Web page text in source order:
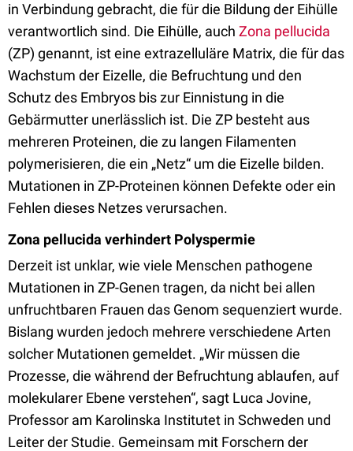
in Verbindung gebracht, die für die Bildung der Eihülle
verantwortlich sind. Die Eihülle, auch Zona pellucida
(ZP) genannt, ist eine extrazelluläre Matrix, die für das
Wachstum der Eizelle, die Befruchtung und den
Schutz des Embryos bis zur Einnistung in die
Gebärmutter unerlässlich ist. Die ZP besteht aus
mehreren Proteinen, die zu langen Filamenten
polymerisieren, die ein „Netz“ um die Eizelle bilden.
Mutationen in ZP-Proteinen können Defekte oder ein
Fehlen dieses Netzes verursachen.
Zona pellucida verhindert Polyspermie
Derzeit ist unklar, wie viele Menschen pathogene
Mutationen in ZP-Genen tragen, da nicht bei allen
unfruchtbaren Frauen das Genom sequenziert wurde.
Bislang wurden jedoch mehrere verschiedene Arten
solcher Mutationen gemeldet. „Wir müssen die
Prozesse, die während der Befruchtung ablaufen, auf
molekularer Ebene verstehen“, sagt Luca Jovine,
Professor am Karolinska Institutet in Schweden und
Leiter der Studie. Gemeinsam mit Forschern der